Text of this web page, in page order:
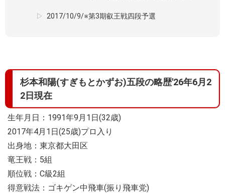
2017/10/9/※第3期叡王戦四段予選
杉本和陽(すぎもとかずお)五段の略歴'26年6月2
2日現在
生年月日：1991年9月1日(32歳)
2017年4月1日(25歳)プロ入り
出身地：東京都大田区
竜王戦：5組
順位戦：C級2組
得意戦法：ゴキゲン中飛車(振り飛車党)